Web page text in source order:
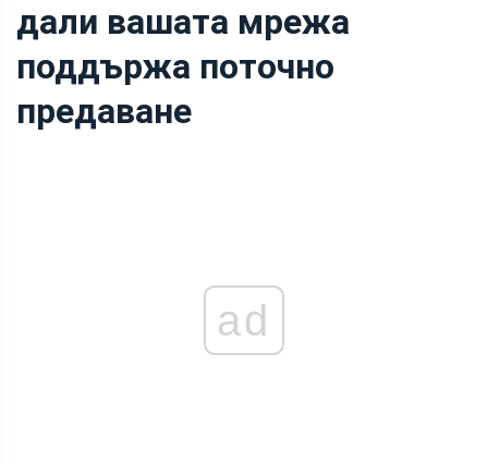
дали вашата мрежа
поддържа поточно
предаване
ad